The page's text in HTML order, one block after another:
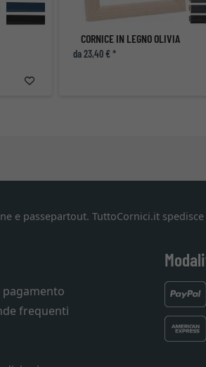
CORNICE IN LEGNO OLIVIA
da 23,40 € *
e passepartout. TuttoCornici.it
pagamento
frequenti